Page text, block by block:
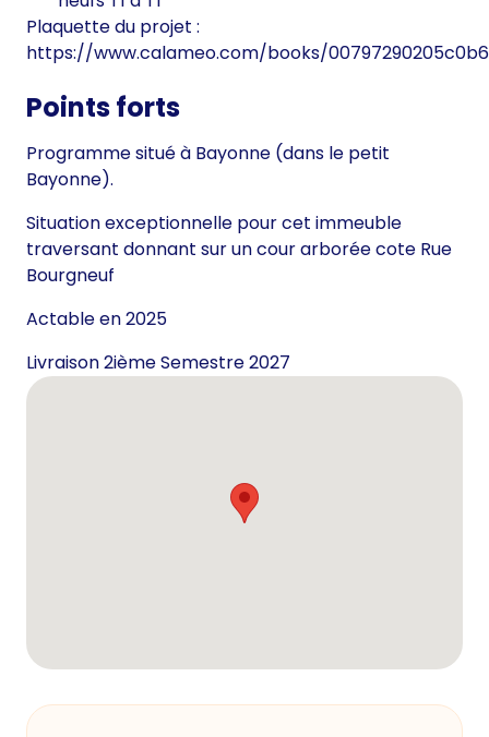
Plaquette du projet :
https://www.calameo.com/books/
Points forts
Programme situé à Bayonne (dans le petit
Bayonne).
Situation exceptionnelle pour cet immeuble
traversant donnant sur un cour arborée cote Rue
Bourgneuf
Actable en 2025
Livraison 2ième Semestre 2027